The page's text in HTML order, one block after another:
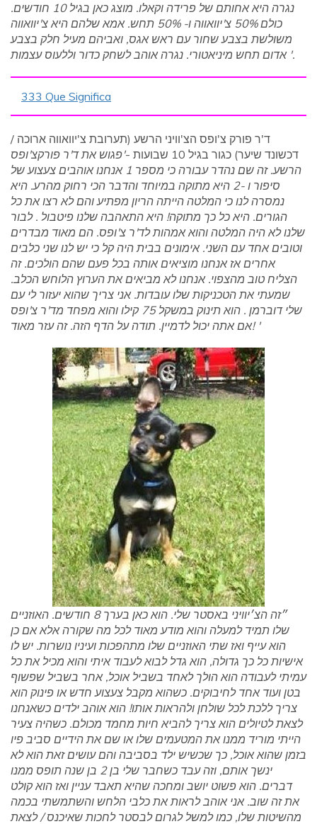
נגרה היא אחותם של פרידה וקאלו. מוצג כאן בגיל 10 חודשים.
כולם 50% צ'יוואווה ו- 50% תחש. אמא שלהם היא צ'יוואווה
משולשת בצבע שחור עם ראש אגס, ואביהם מעיל חלק בצבע
אדום תחש מיניאטורי. נגרה אוהב לשחק כדור וללעוס עצמות '.
333 Que Significa
ד'ר פורק צ'ופס הצ'וויני הרשע (תערובת צ'יוואווה ארוכה /
דכשונד שיער) כגור בגיל 10 שבועות -
'פגוש את ד'ר פורקצ'ופס
הרשע. זה שם נהדר עבורה כי מספר 1 אנחנו אוהבים צעצוע של
סיפור ו -2 היא מתוקה במיוחד והדבר הכי רחוק מהרע. היא
נמסרה לנו כי המלטה הייתה הריון מפתיע והם לא רצו את כל
הגורים. היא כל כך מתוקה! היא התאהבה שלנו פיטבול . לבור
שלנו לא היה המלטה והוא אמהות לד'ר צ'ופס. הם מאוד מבדרים
וטובים אחד עם השני. אימונים בבית היה קל כי יש לנו שני כלבים
אחרים אז אנחנו מוציאים אותה בכל פעם שהם הולכים. זה
הצליח טוב מהצפוי. אנחנו לא מביאים את הערוץ הלוחש הכלב.
שמעתי את הטכניקות שלו עובדות. אני צריך שהוא יעזור לי עם
שלי דוברמן . הוא תינוק במשקל 75 קילו והוא מפחד מד'ר צ'ופס
אם אתה יכול לדמיין. תודה על הדף הזה. זה עזר מאוד! '
״זה הצ׳יוויני באסטר שלי. הוא כאן בערך 8 חודשים. האוזניים
שלו תמיד למעלה והוא מודע מאוד לכל מה שקורה אלא אם כן
הוא עייף ואז שתי האוזניים שלו מתהפכות ועיניו נושרות. יש לו
אישיות כל כך גדולה, הוא גדל לבוא לעבוד איתי והוא מכיל את כל
עמיתי לעבודה הוא הולך לאחד בשביל אוכל, אחר בשביל שפשוף
בטן ועוד אחד לחיבוקים. כשהוא מקבל צעצוע חדש או פינוק הוא
צריך ללכת לכל שולחן ולהראות אותו! הוא אוהב ילדים כשאנחנו
לצאת לטיולים הוא צריך להביא חיות מחמד מכולם. כשהיה צעיר
הייתי מוריד ממנו את המטעמים שלו או שם את הידיים סביב פיו
בזמן שהוא אוכל, כך שכשיש ילד בסביבה והם עושים זאת הוא לא
ינשך אותם, וזה עבד כשחבר שלי בן 2 בן שנה תופס ממנו
דברים. הוא פשוט יושב ומחכה שהיא תאבד עניין ואז הוא קולט
את זה שוב. אני אוהב לראות את כלבי הלחש והשתמשתי בכמה
מהשיטות שלו, כמו למשל לגרום לבסטר לחכות שאיכנס / לצאת